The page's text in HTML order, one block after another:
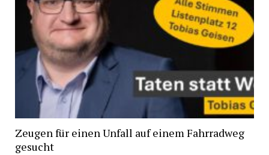
Zeugen für einen Unfall auf einem Fahrradweg
gesucht